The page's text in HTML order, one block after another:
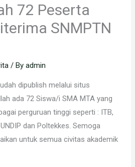
72 Peserta
SNMPTN
/ Byadmin
dipublish melalui situs
ada 72 Siswa/i SMA MTA yang
perguruan tinggi seperti : ITB,
dan Poltekkes. Semoga
untuk semua civitas akademik